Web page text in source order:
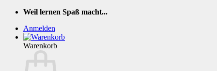
Zum
springen
Weil lernen Spaß macht...
Anmelden
Warenkorb